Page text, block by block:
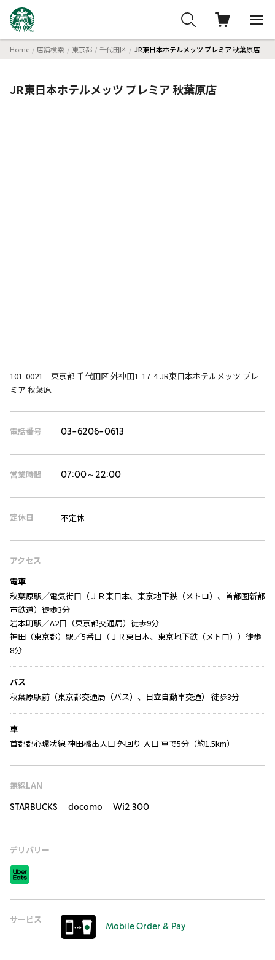
Home 店舗検索 東京都 千代田区 JR東日本ホテルメッツ プレミア 秋葉原店
JR東日本ホテルメッツ プレミア 秋葉原店
101-0021 東京都 千代田区 外神田1-17-4 JR東日本ホテルメッツ プレ
ミア 秋葉原
電話番号 03-6206-0613
営業時間 07:00～22:00
定休日 不定休
アクセス
電車
秋葉原駅／電気街口（ＪＲ東日本、東京地下鉄（メトロ）、首都圏新都
市鉄道）徒歩3分
岩本町駅／A2口（東京都交通局）徒歩9分
神田（東京都）駅／5番口（ＪＲ東日本、東京地下鉄（メトロ））徒歩
8分
バス
秋葉原駅前（東京都交通局（バス）、日立自動車交通） 徒歩3分
車
首都都心環状線 神田橋出入口 外回り 入口 車で5分（約1.5km）
無線LAN
STARBUCKS docomo Wi2 300
デリバリー
サービス
Mobile Order & Pay